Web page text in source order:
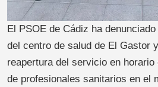
El PSOE de Cádiz ha
del centro de salud de El Gastor
reapertura del servicio en
de profesionales sanitarios en el